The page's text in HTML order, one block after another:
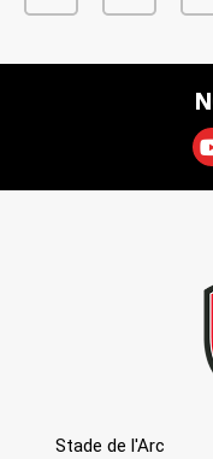
Stade de l'Arc